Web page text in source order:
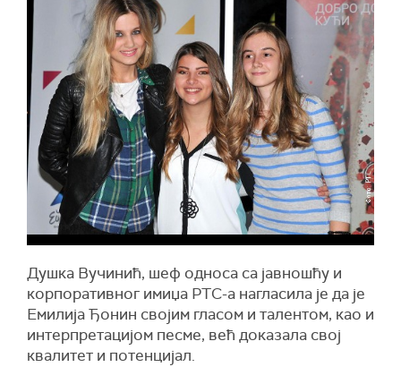
Душка Вучинић, шеф односа са јавношћу и
корпоративног имиџа РТС-а нагласила је да је
Емилија Ђонин својим гласом и талентом, као и
интерпретацијом песме, већ доказала свој
квалитет и потенцијал.